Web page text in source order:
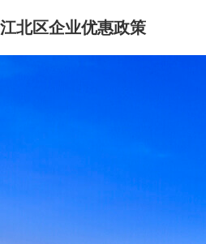
江北区企业优惠政策